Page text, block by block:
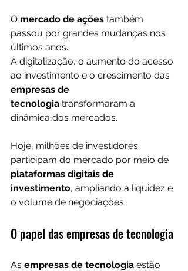
O mercado de ações também
passou por grandes mudanças nos
últimos anos.
A digitalização, o aumento do acesso
ao investimento e o crescimento das
empresas de
tecnologia transformaram a
dinâmica dos mercados.
Hoje, milhões de investidores
participam do mercado por meio de
plataformas digitais de
investimento, ampliando a liquidez e
o volume de negociações.
O papel das empresas de tecnologia
As empresas de tecnologia estão